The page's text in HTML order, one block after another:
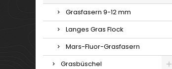
Grasfasern 9-12 mm
Langes Gras Flock
Mars-Fluor-Grasfasern
Grasbüschel